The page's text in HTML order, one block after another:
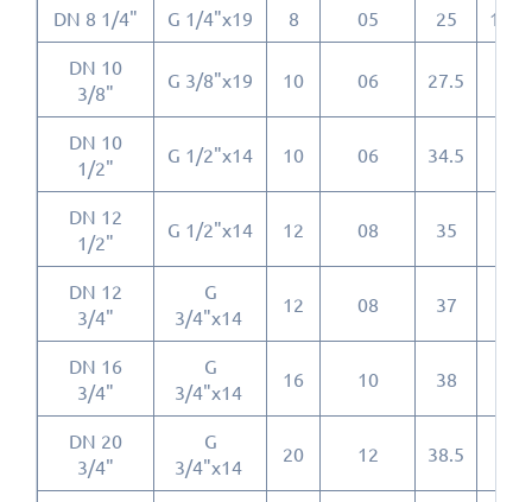
DN 8 1/4" G 1/4"x19 8 05 25 15.4
DN 10
3/8"
G 3/8"x19 10 06 27.5
DN 10
1/2"
G 1/2"x14 10 06 34.5
DN 12
1/2"
G 1/2"x14 12 08 35
DN 12
3/4"
G
3/4"x14
12 08 37
DN 16
3/4"
G
3/4"x14
16 10 38
DN 20
3/4"
G
3/4"x14
20 12 38.5